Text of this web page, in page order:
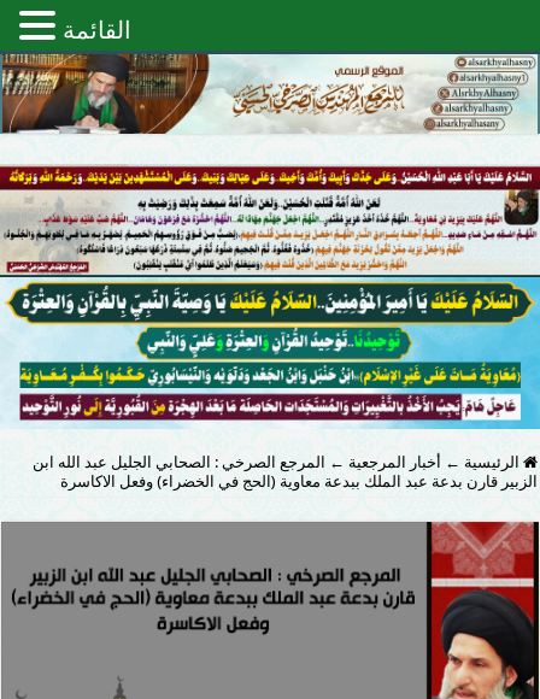
الرئيسية ← أخبار المرجعية ← المرجع الصرخي : الصحابي الجليل عبد الله ابن
الزبير قارن بدعة عبد الملك ببدعة معاوية (الحج في الخضراء) وفعل الاكاسرة
القائمة